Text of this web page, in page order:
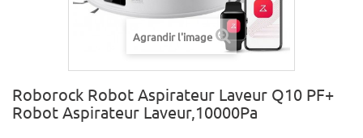
Agrandir l'image
Roborock Robot Aspirateur Laveur Q10 PF+
Robot Aspirateur Laveur,10000Pa